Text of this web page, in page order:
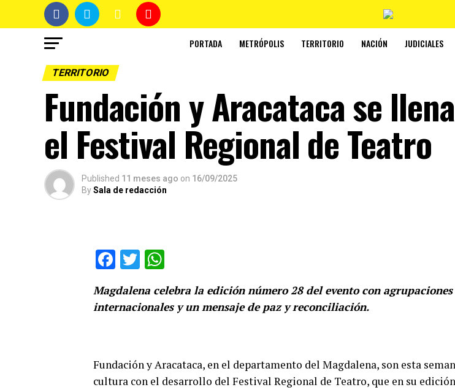
PORTADA METRÓPOLIS TERRITORIO NACIÓN JUDICIALES
TERRITORIO
Fundación y Aracataca se
el Festival Regional de Teatro
Published 11 meses ago on 16/09/2025
BySala de redacción
Facebook
Twitter
Magdalena celebra la edición número 28 del evento con
internacionales y un mensaje de paz y reconciliación.
Fundación y Aracataca, en el departamento del Magdalena, son esta
cultura con el desarrollo del Festival Regional de Teatro, que en su